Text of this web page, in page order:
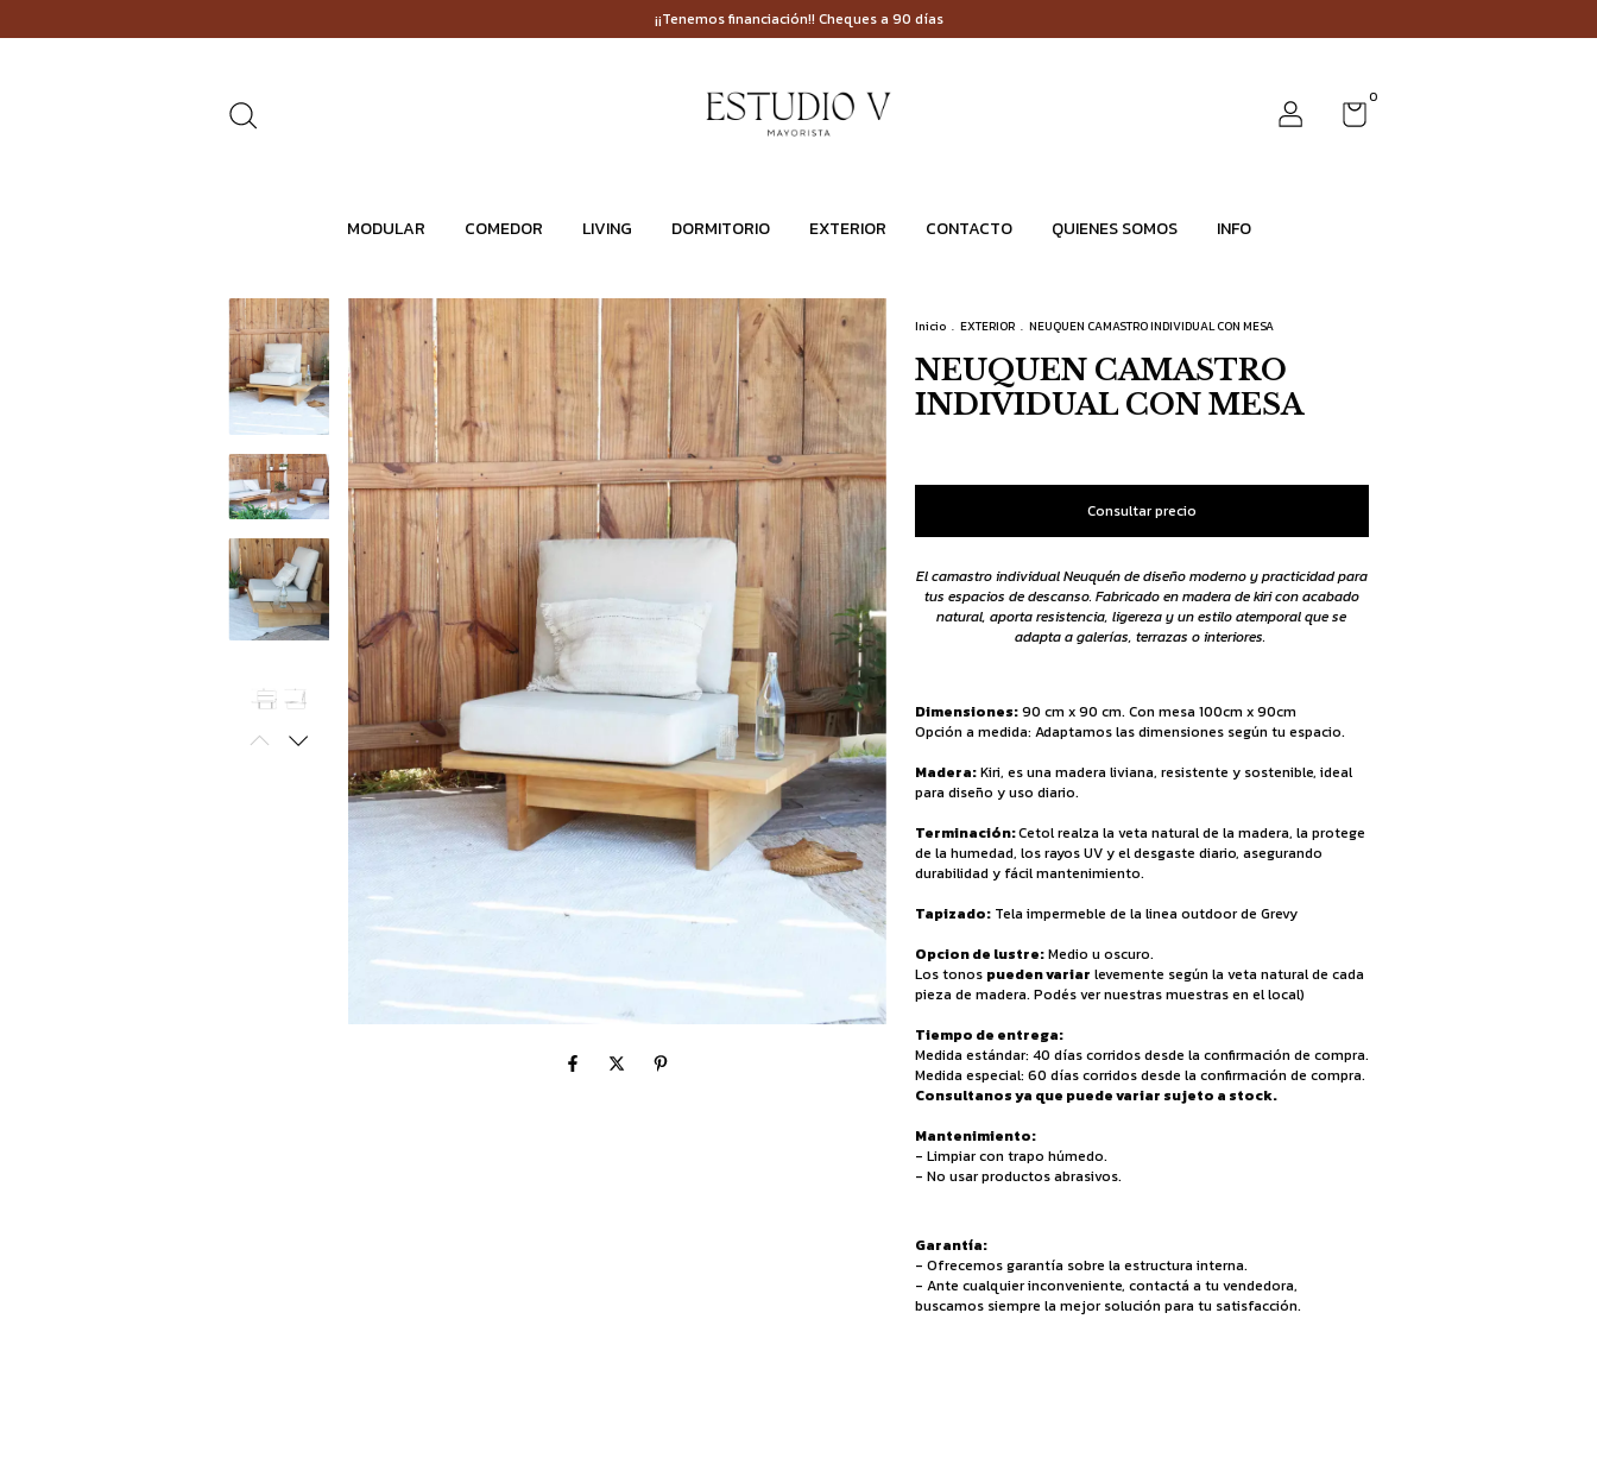
¡¡Tenemos financiación!! Cheques a 90 días
0
MODULAR COMEDOR LIVING DORMITORIO EXTERIOR CONTACTO QUIENES SOMOS INFO
Inicio . EXTERIOR . NEUQUEN CAMASTRO INDIVIDUAL CON MESA
NEUQUEN CAMASTRO
INDIVIDUAL CON MESA
El camastro individual Neuquén de diseño moderno y practicidad para
tus espacios de descanso. Fabricado en madera de kiri con acabado
natural, aporta resistencia, ligereza y un estilo atemporal que se
adapta a galerías, terrazas o interiores.
Dimensiones:90 cm x 90 cm. Con mesa 100cm x 90cm
Opción a medida: Adaptamos las dimensiones según tu espacio.
Madera:Kiri, es una madera liviana, resistente y sostenible, ideal
para diseño y uso diario.
Terminación:Cetol realza la veta natural de la madera, la protege
de la humedad, los rayos UV y el desgaste diario, asegurando
durabilidad y fácil mantenimiento.
Tapizado:Tela impermeble de la linea outdoor de Grevy
Opcion de lustre:Medio u oscuro.
Los tonos pueden variar levemente según la veta natural de cada
pieza de madera. Podés ver nuestras muestras en el local)
Tiempo de entrega:
Medida estándar: 40 días corridos desde la confirmación de compra.
Medida especial: 60 días corridos desde la confirmación de compra.
Consultanos ya que puede variar sujeto a stock.
Mantenimiento:
- Limpiar con trapo húmedo.
- No usar productos abrasivos.
Garantía:
- Ofrecemos garantía sobre la estructura interna.
- Ante cualquier inconveniente, contactá a tu vendedora,
buscamos siempre la mejor solución para tu satisfacción.